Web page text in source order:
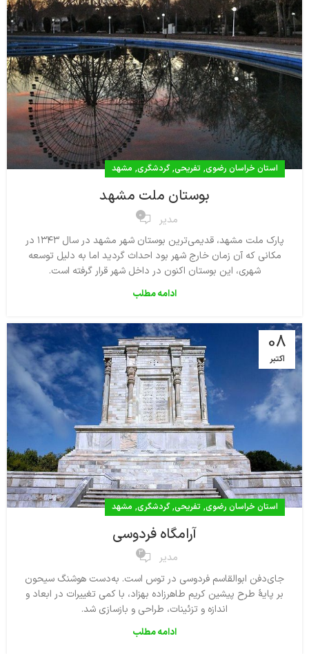
استان خراسان رضوی, تفریحی,گردشگری, مشهد
بوستان ملت مشهد
مدیر 0
پارک ملت مشهد، قدیمی‌ترین بوستان شهر مشهد در سال ۱۳۴۳ در
مکانی که آن زمان خارج شهر بود احداث گردید اما به دلیل توسعه
شهری، این بوستان اکنون در داخل شهر قرار گرفته‌ است.
ادامه مطلب
08
اکتبر
استان خراسان رضوی, تفریحی,گردشگری, مشهد
آرامگاه فردوسی
مدیر 3
جای‌دفن ابوالقاسم فردوسی در توس است. به‌دست هوشنگ سیحون
بر پایهٔ طرح پیشین کریم طاهرزاده بهزاد، با کمی تغییرات در ابعاد و
اندازه و تزئینات، طراحی و بازسازی شد.
ادامه مطلب